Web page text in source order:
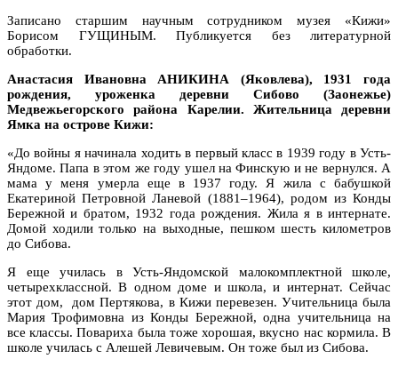
Записано старшим научным сотрудником музея «Кижи»
Борисом ГУЩИНЫМ. Публикуется без литературной
обработки.
Анастасия Ивановна АНИКИНА (Яковлева), 1931 года
рождения, уроженка деревни Сибово (Заонежье)
Медвежьегорского района Карелии. Жительница деревни
Ямка на острове Кижи:
«До войны я начинала ходить в первый класс в 1939 году в Усть-
Яндоме. Папа в этом же году ушел на Финскую и не вернулся. А
мама у меня умерла еще в 1937 году. Я жила с бабушкой
Екатериной Петровной Ланевой (1881–1964), родом из Конды
Бережной и братом, 1932 года рождения. Жила я в интернате.
Домой ходили только на выходные, пешком шесть километров
до Сибова.
Я еще училась в Усть-Яндомской малокомплектной школе,
четырехклассной. В одном доме и школа, и интернат. Сейчас
этот дом, дом Пертякова, в Кижи перевезен. Учительница была
Мария Трофимовна из Конды Бережной, одна учительница на
все классы. Повариха была тоже хорошая, вкусно нас кормила. В
школе училась с Алешей Левичевым. Он тоже был из Сибова.